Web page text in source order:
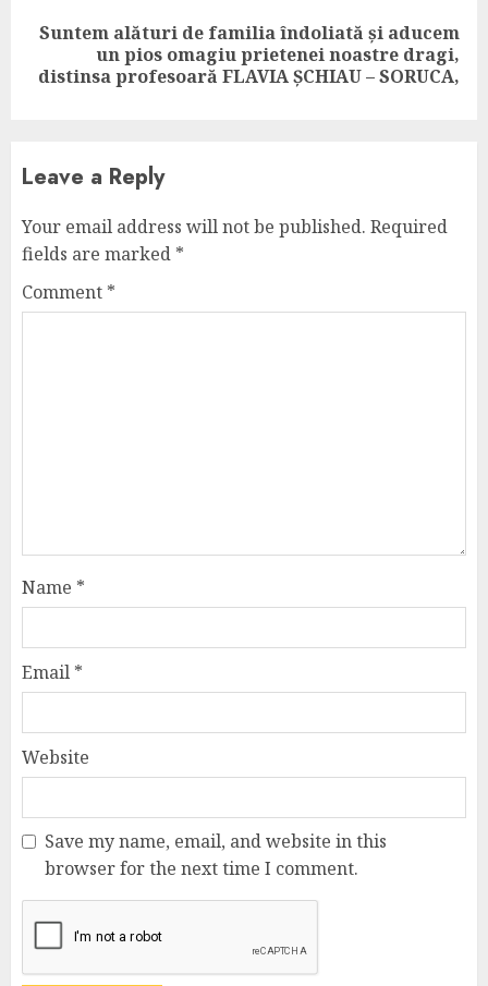
Next
post:
Suntem alături de familia îndoliată și aducem
un pios omagiu prietenei noastre dragi,
distinsa profesoară FLAVIA ȘCHIAU – SORUCA,
Leave a Reply
Your email address will not be published. Required
fields are marked *
Comment *
Name *
Email *
Website
Save my name, email, and website in this
browser for the next time I comment.